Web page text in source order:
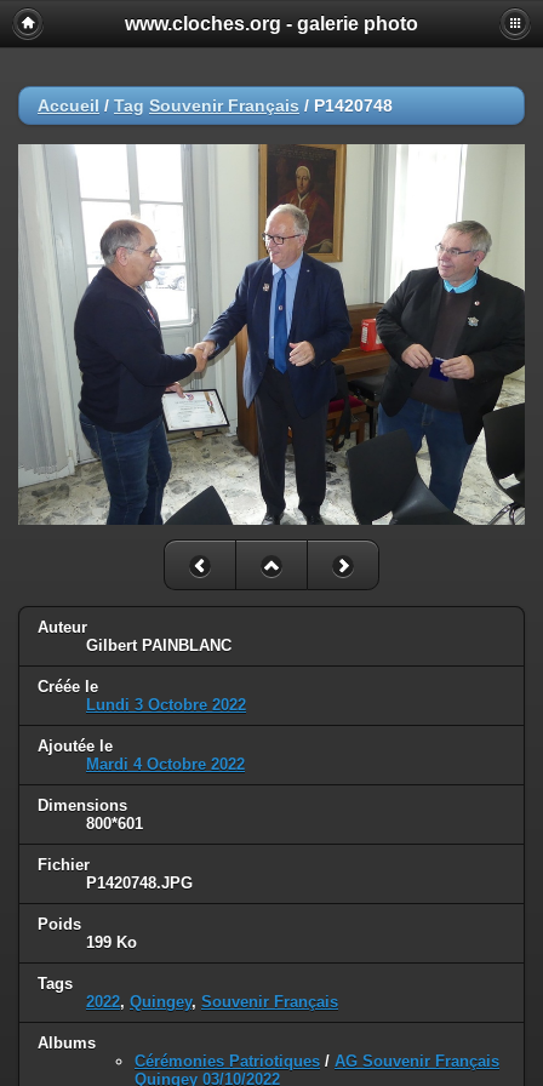
www.cloches.org - galerie photo
Accueil / Tag Souvenir Français / P1420748
Auteur
Gilbert PAINBLANC
Créée le
Lundi 3 Octobre 2022
Ajoutée le
Mardi 4 Octobre 2022
Dimensions
800*601
Fichier
P1420748.JPG
Poids
199 Ko
Tags
2022, Quingey, Souvenir Français
Albums
Cérémonies Patriotiques / AG Souvenir Français
Quingey 03/10/2022